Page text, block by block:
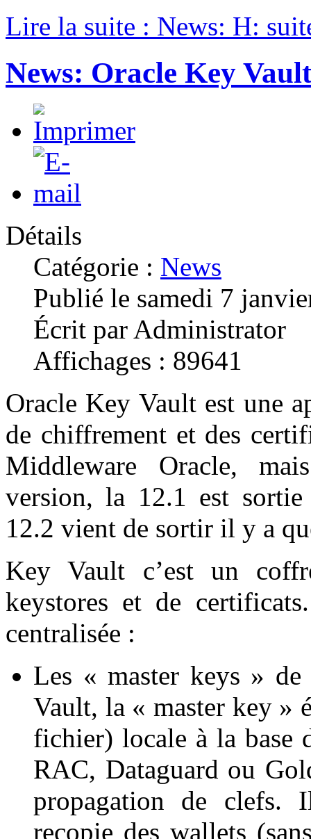
Lire la suite : News: H:
News: Oracle Key
Détails
Catégorie : News
Publié le samedi 7
Écrit par Administrator
Affichages : 89641
Oracle Key Vault est une
de chiffrement et des
Middleware Oracle,
version, la 12.1 est
12.2 vient de sortir il y a
Key Vault c’est un
keystores et de
centralisée :
Les « master keys »
Vault, la « master key »
fichier) locale à la base
RAC, Dataguard ou
propagation de clefs.
recopie des wallets